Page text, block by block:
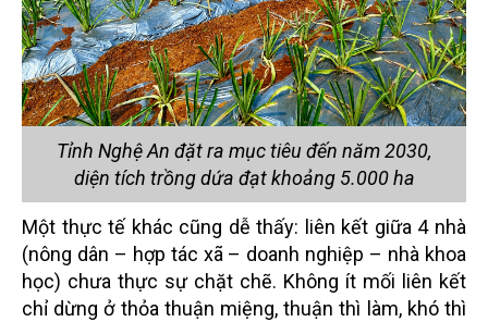
Tỉnh Nghệ An đặt ra mục tiêu đến năm 2030,
diện tích trồng dứa đạt khoảng 5.000 ha
Một thực tế khác cũng dễ thấy: liên kết giữa 4 nhà
(nông dân – hợp tác xã – doanh nghiệp – nhà khoa
học) chưa thực sự chặt chẽ. Không ít mối liên kết
chỉ dừng ở thỏa thuận miệng, thuận thì làm, khó thì